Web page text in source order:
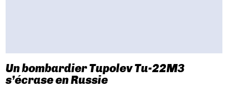
Un bombardier Tupolev Tu-22M3
s’écrase en Russie